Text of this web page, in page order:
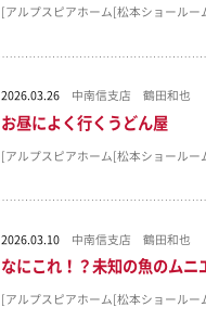
[アルプスピアホーム[松本ショールー
2026.03.26 中南信支店 鶴田和也
お昼によく行くうどん屋
[アルプスピアホーム[松本ショールー
2026.03.10 中南信支店 鶴田和也
なにこれ！？未知の魚のムニ
[アルプスピアホーム[松本ショールー